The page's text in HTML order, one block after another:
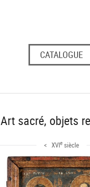
CATALOGUE
Art sacré, objets
< XVIesiècle